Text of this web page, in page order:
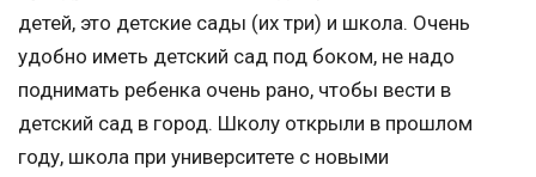
детей, это детские сады (их три) и школа. Очень
удобно иметь детский сад под боком, не надо
поднимать ребенка очень рано, чтобы вести в
детский сад в город. Школу открыли в прошлом
году, школа при университете с новыми